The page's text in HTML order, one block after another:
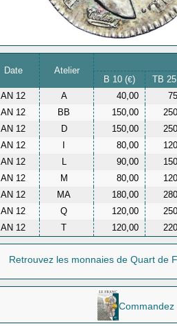
Date
Atelier
B 10 (€)
TB
AN 12 A 40,00
AN 12 BB 150,00
AN 12 D 150,00
AN 12 80,00
AN 12 L 90,00
AN 12 M 80,00
AN 12 MA 180,00
AN 12 Q 120,00
AN 12 T 120,00
Retrouvez les monnaies de Quart de